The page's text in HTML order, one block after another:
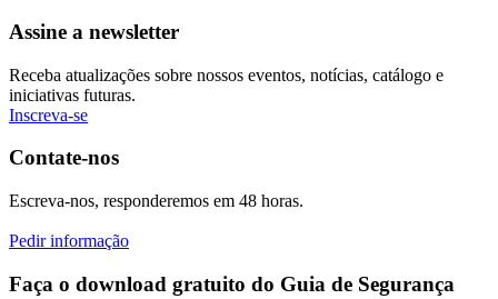
Assine a newsletter
Receba atualizações sobre nossos eventos, notícias, catálogo e
iniciativas futuras.
Inscreva-se
Contate-nos
Escreva-nos, responderemos em 48 horas.
Pedir informação
Faça o download gratuito do Guia de Segurança